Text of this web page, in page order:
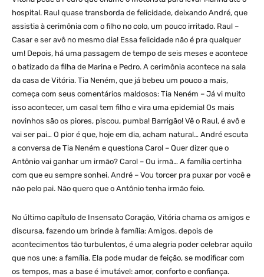
hospital. Raul quase transborda de felicidade, deixando André, que
assistia à cerimônia com o filho no colo, um pouco irritado. Raul –
Casar e ser avô no mesmo dia! Essa felicidade não é pra qualquer
um! Depois, há uma passagem de tempo de seis meses e acontece
o batizado da filha de Marina e Pedro. A cerimônia acontece na sala
da casa de Vitória. Tia Neném, que já bebeu um pouco a mais,
começa com seus comentários maldosos: Tia Neném – Já vi muito
isso acontecer, um casal tem filho e vira uma epidemia! Os mais
novinhos são os piores, piscou, pumba! Barrigão! Vê o Raul, é avô e
vai ser pai… O pior é que, hoje em dia, acham natural… André escuta
a conversa de Tia Neném e questiona Carol – Quer dizer que o
Antônio vai ganhar um irmão? Carol – Ou irmã… A família certinha
com que eu sempre sonhei. André – Vou torcer pra puxar por você e
não pelo pai. Não quero que o Antônio tenha irmão feio.
No último capítulo de Insensato Coração, Vitória chama os amigos e
discursa, fazendo um brinde à família: Amigos. depois de
acontecimentos tão turbulentos, é uma alegria poder celebrar aquilo
que nos une: a família. Ela pode mudar de feição, se modificar com
os tempos, mas a base é imutável: amor, conforto e confiança.